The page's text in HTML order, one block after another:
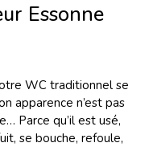
Essonne
WC traditionnel se
apparence n’est pas
Parce qu’il est usé,
se bouche, refoule,